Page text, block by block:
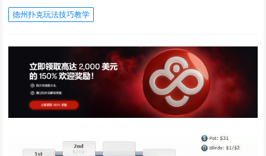
德州扑克玩法技巧教学